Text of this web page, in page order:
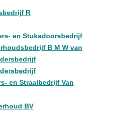
R
en Stukadoorsbedrijf
B M W van
en Straalbedrijf Van
BV